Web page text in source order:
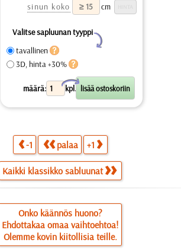
sinun koko
cm
Valitse sapluunan tyyppi
Y
tavallinen
3D, hinta +30%
määrä: kpl.
X
-1 palaa +1
Kaikki klassikko sabluunat
Onko käännös huono?
Ehdottakaa omaa vaihtoehtoa!
Olemme kovin kiitollisia teille.